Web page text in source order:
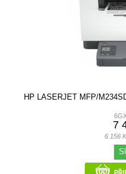
HP LASERJET MFP/
7
6 156